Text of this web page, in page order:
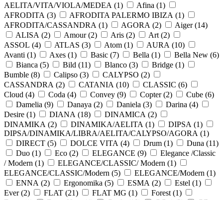
AELITA/VITA/VIOLA/MEDEA (1) Afina (1)
AFRODITA (3) AFRODITA PALERMO IBIZA (1)
AFRODITA/CASSANDRA (1) AGORA (2) Aiger (14)
ALISA (2) Amour (2) Aris (2) Art (2)
ASSOL (4) ATLAS (3) Atom (1) AURA (10)
Avanti (1) Axes (1) Basic (7) Bella (1) Bella New (6)
Bianca (5) Bild (11) Blanco (3) Bridge (1)
Bumble (8) Calipso (3) CALYPSO (2)
CASSANDRA (2) CATANIA (10) CLASSIC (6)
Cloud (4) Coda (4) Convey (9) Copter (2) Cube (6)
Damelia (9) Danaya (2) Daniela (3) Darina (4)
Desire (1) DIANA (18) DINAMICA (2)
DINAMIKA (2) DINAMIKA/AELITA (1) DIPSA (1)
DIPSA/DINAMIKA/LIBRA/AELITA/CALYPSO/AGORA (1)
DIRECT (5) DOLCE VITA (4) Drum (1) Duna (11)
Duo (1) Eco (2) ELEGANCE (9)
Elegance /Classic
/ Modern (1) ELEGANCE/CLASSIC/ Modern (1)
ELEGANCE/CLASSIC/Modern (5) ELEGANCE/Modern (1)
ENNA (2) Ergonomika (5) ESMA (2) Estel (1)
Ever (2) FLAT (21) FLAT MG (1) Forest (1)